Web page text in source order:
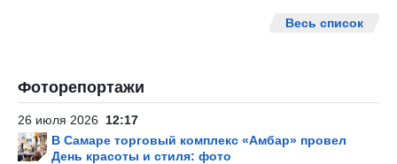
Весь список
Фоторепортажи
26 июля 2026 12:17
В Самаре торговый комплекс «Амбар» провел
День красоты и стиля: фото